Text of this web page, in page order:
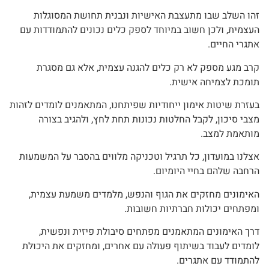
זהו השלב שבו מתעצבת האישיות ונבנית תחושת המסוגלות
העצמית, ולכן חשוב במיוחד לספק כלים נכונים להתמודדות עם
אתגרי החיים.
קרב מגע מספק לא רק כלים להגנה עצמית, אלא גם מסגרת
תומכת לצמיחה אישית.
בעזרת שיטות אימון ייחודיות שפיתחנו, המתאמנים לומדים לזהות
מצבי סיכון, לקבל החלטות נכונות תחת לחץ, ולהגיב בצורה
מותאמת למצב.
אצלנו במועדון, כל תרגיל וטכניקה מלווים בהסבר על המשמעות
הרחבה שלהם בחיי היומיום.
האימונים מחזקים את הגוף והנפש, מלמדים משמעת עצמית,
ומפתחים יכולות חברתיות חשובות.
דרך האימונים המתאמנים מפתחים סיבולת פיזית ונפשית,
לומדים לעבוד בשיתוף פעולה עם אחרים, ומחזקים את היכולת
להתמודד עם אתגרים.